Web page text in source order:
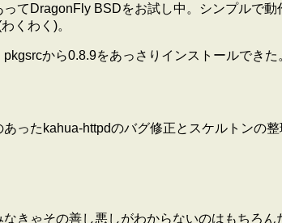
てDragonFly BSDをお試し中。シンプルで
くわく)。
から0.8.9をあっさりインストールでき
ったkahua-httpdのバグ修正とスケルトンの
きゃその善し悪しがわからないのはもちろ